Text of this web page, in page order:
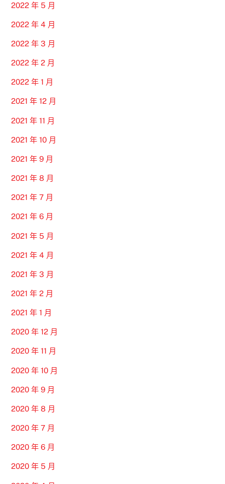
2022 年 5 月
2022 年 4 月
2022 年 3 月
2022 年 2 月
2022 年 1 月
2021 年 12 月
2021 年 11 月
2021 年 10 月
2021 年 9 月
2021 年 8 月
2021 年 7 月
2021 年 6 月
2021 年 5 月
2021 年 4 月
2021 年 3 月
2021 年 2 月
2021 年 1 月
2020 年 12 月
2020 年 11 月
2020 年 10 月
2020 年 9 月
2020 年 8 月
2020 年 7 月
2020 年 6 月
2020 年 5 月